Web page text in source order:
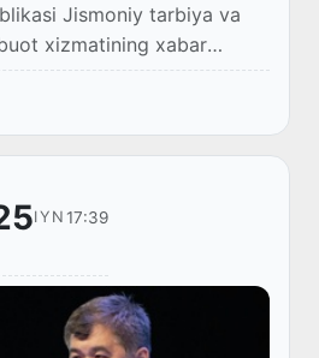
Jismoniy tarbiya va
xizmatining xabar
ikkinchi yarmida
tumanidagi Bolalar-
IYN 17:39